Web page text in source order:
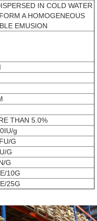
IN COLD WATER
A HOMOGENEOUS
EMUSION
THAN 5.0%
g
G
G
G
10G
25G